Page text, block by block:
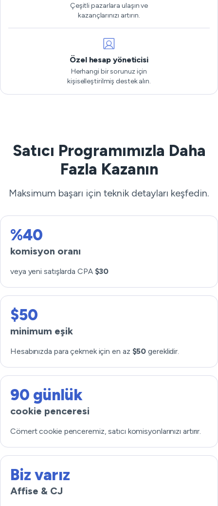
Çeşitli pazarlara ulaşın ve
kazançlarınızı artırın.
Özel hesap yöneticisi
Herhangi bir sorunuz için
kişiselleştirilmiş destek alın.
Satıcı Programımızla Daha
Fazla Kazanın
Maksimum başarı için teknik detayları keşfedin.
%40
komisyon oranı
veya yeni satışlarda CPA $30
$50
minimum eşik
Hesabınızda para çekmek için en az $50 gereklidir.
90 günlük
cookie penceresi
Cömert cookie penceremiz, satıcı komisyonlarınızı artırır.
Biz varız
Affise & CJ